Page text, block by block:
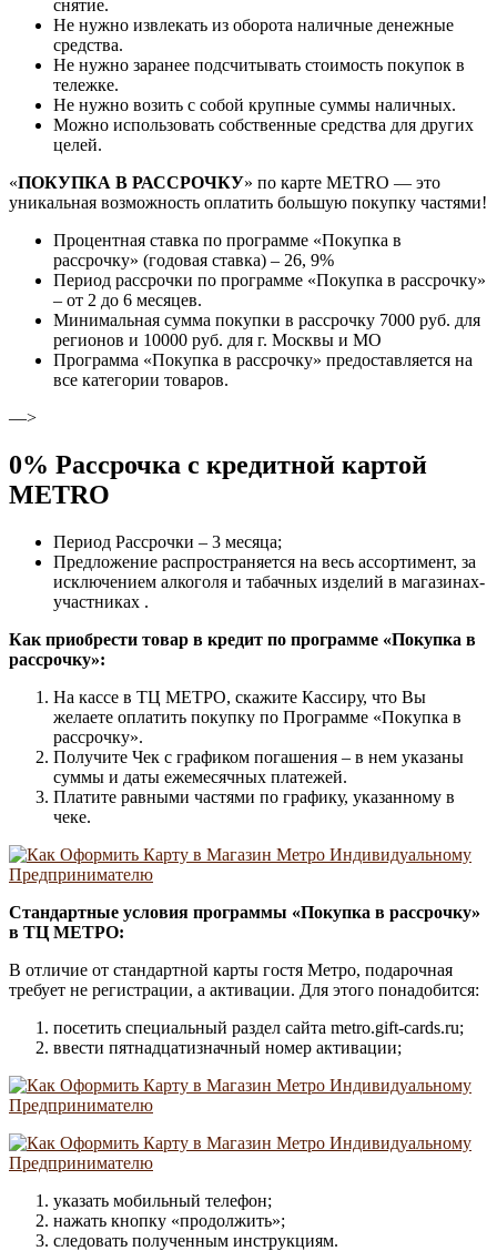
снятие.
Не нужно извлекать из оборота наличные денежные
средства.
Не нужно заранее подсчитывать стоимость покупок в
тележке.
Не нужно возить с собой крупные суммы наличных.
Можно использовать собственные средства для других
целей.
«ПОКУПКА В РАССРОЧКУ» по карте METRO — это
уникальная возможность оплатить большую покупку частями!
Процентная ставка по программе «Покупка в
рассрочку» (годовая ставка) – 26, 9%
Период рассрочки по программе «Покупка в рассрочку»
– от 2 до 6 месяцев.
Минимальная сумма покупки в рассрочку 7000 руб. для
регионов и 10000 руб. для г. Москвы и МО
Программа «Покупка в рассрочку» предоставляется на
все категории товаров.
—>
0% Рассрочка с кредитной картой
METRO
Период Рассрочки – 3 месяца;
Предложение распространяется на весь ассортимент, за
исключением алкоголя и табачных изделий в магазинах-
участниках .
Как приобрести товар в кредит по программе «Покупка в
рассрочку»:
На кассе в ТЦ МЕТРО, скажите Кассиру, что Вы
желаете оплатить покупку по Программе «Покупка в
рассрочку».
Получите Чек с графиком погашения – в нем указаны
суммы и даты ежемесячных платежей.
Платите равными частями по графику, указанному в
чеке.
Стандартные условия программы «Покупка в рассрочку»
в ТЦ МЕТРО:
В отличие от стандартной карты гостя Метро, подарочная
требует не регистрации, а активации. Для этого понадобится:
посетить специальный раздел сайта metro.gift-cards.ru;
ввести пятнадцатизначный номер активации;
указать мобильный телефон;
нажать кнопку «продолжить»;
следовать полученным инструкциям.